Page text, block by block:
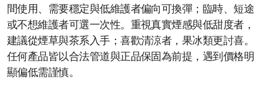
間使用、需要穩定與低維護者偏向可換彈；臨時、短途
或不想維護者可選一次性。重視真實煙感與低甜度者，
建議從煙草與茶系入手；喜歡清涼者，果冰類更討喜。
任何產品皆以合法管道與正品保固為前提，遇到價格明
顯偏低需謹慎。